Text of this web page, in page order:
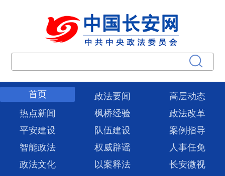
首页 政法要闻
高层动态
热点新闻
枫桥经验
政法改革
平安建设
队伍建设
案例指导
智能政法
权威辟谣
人事任免
政法文化
以案释法
长安微视